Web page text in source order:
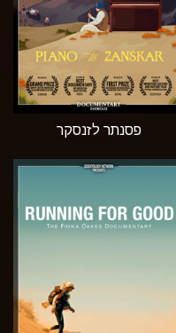
פסנתר לזנסקר